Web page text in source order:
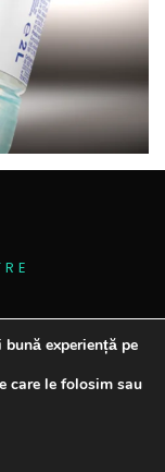
R E
experiență pe
care le folosim sau